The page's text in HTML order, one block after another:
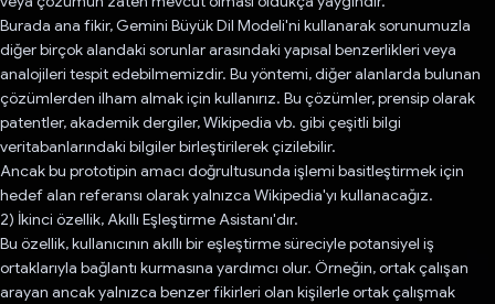
Burada ana fikir, Gemini Büyük Dil Modeli'ni kullanarak sorunumuzla
diğer birçok alandaki sorunlar arasındaki yapısal benzerlikleri veya
analojileri tespit edebilmemizdir. Bu yöntemi, diğer alanlarda bulunan
çözümlerden ilham almak için kullanırız. Bu çözümler, prensip olarak
patentler, akademik dergiler, Wikipedia vb. gibi çeşitli bilgi
veritabanlarındaki bilgiler birleştirilerek çizilebilir.
Ancak bu prototipin amacı doğrultusunda işlemi basitleştirmek için
hedef alan referansı olarak yalnızca Wikipedia'yı kullanacağız.
2) İkinci özellik, Akıllı Eşleştirme Asistanı'dır.
Bu özellik, kullanıcının akıllı bir eşleştirme süreciyle potansiyel iş
ortaklarıyla bağlantı kurmasına yardımcı olur. Örneğin, ortak çalışan
arayan ancak yalnızca benzer fikirleri olan kişilerle ortak çalışmak